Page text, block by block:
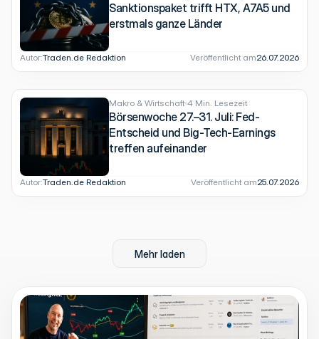
Sanktionspaket trifft HTX, A7A5 und
erstmals ganze Länder
Autor:Traden.de Redaktion Veröffentlicht am26.07.2026
Makro & Wirtschaft 4 Min. Lesezeit
Börsenwoche 27.–31. Juli: Fed-
Entscheid und Big-Tech-Earnings
treffen aufeinander
Autor:Traden.de Redaktion Veröffentlicht am25.07.2026
Mehr laden